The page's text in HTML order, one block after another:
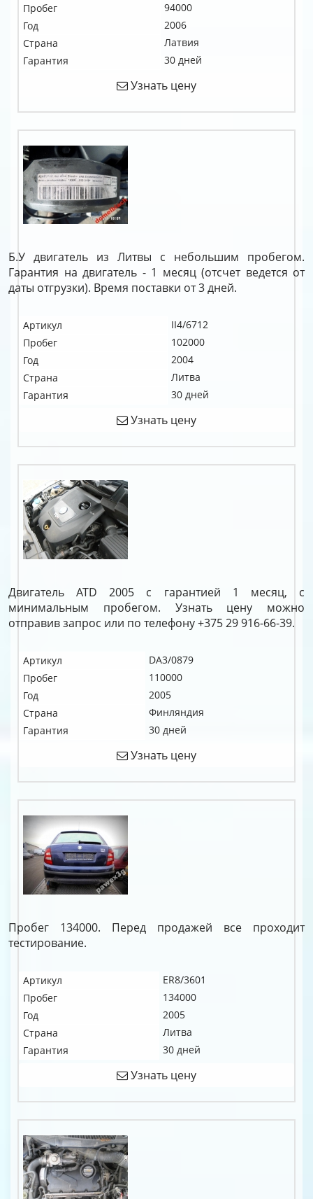
Пробег
94000
Год
2006
Страна
Латвия
Гарантия
30 дней
Узнать цену
Б.У двигатель из Литвы с небольшим пробегом.
Гарантия на двигатель - 1 месяц (отсчет ведется от
даты отгрузки). Время поставки от 3 дней.
Артикул
II4/6712
Пробег
102000
Год
2004
Страна
Литва
Гарантия
30 дней
Узнать цену
Двигатель ATD 2005 с гарантией 1 месяц, с
минимальным пробегом. Узнать цену можно
отправив запрос или по телефону +375 29 916-66-39.
Артикул
DA3/0879
Пробег
110000
Год
2005
Страна
Финляндия
Гарантия
30 дней
Узнать цену
Пробег 134000. Перед продажей все проходит
тестирование.
Артикул
ER8/3601
Пробег
134000
Год
2005
Страна
Литва
Гарантия
30 дней
Узнать цену